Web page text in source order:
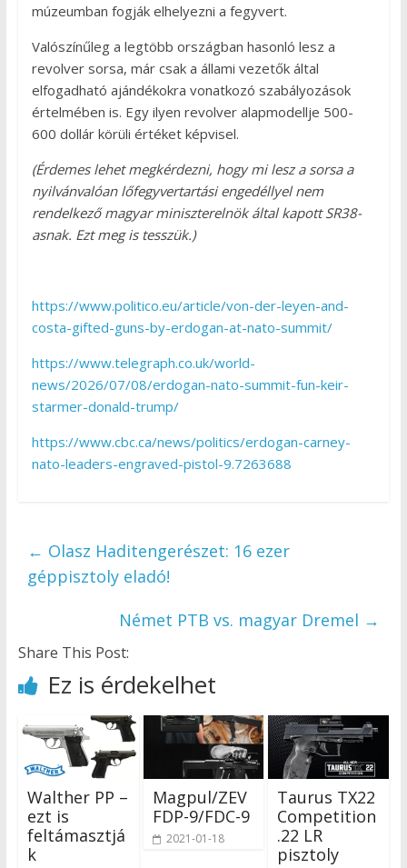
múzeumban fogják elhelyezni a fegyvert.
Valószínűleg a legtöbb országban hasonló lesz a
revolver sorsa, már csak a állami vezetők által
elfogadható ajándékokra vonatkozó szabályozások
értelmében is. Egy ilyen revolver alapmodellje 500-
600 dollár körüli értéket képvisel.
(Érdemes lehet megkérdezni, hogy mi lesz a sorsa a
nyilvánvalóan lőfegyvertartási engedéllyel nem
rendelkező magyar miniszterelnök által kapott SR38-
asnak. Ezt meg is tesszük.)
https://www.politico.eu/article/von-der-leyen-and-
costa-gifted-guns-by-erdogan-at-nato-summit/
https://www.telegraph.co.uk/world-
news/2026/07/08/erdogan-nato-summit-fun-keir-
starmer-donald-trump/
https://www.cbc.ca/news/politics/erdogan-carney-
nato-leaders-engraved-pistol-9.7263688
← Olasz Haditengerészet: 16 ezer
géppisztoly eladó!
Német PTB vs. magyar Dremel →
Share This Post:
Ez is érdekelhet
Walther PP –
ezt is
feltámasztjá
k
Magpul/ZEV
FDP-9/FDC-9
2021-01-18
Taurus TX22
Competition
.22 LR
pisztoly